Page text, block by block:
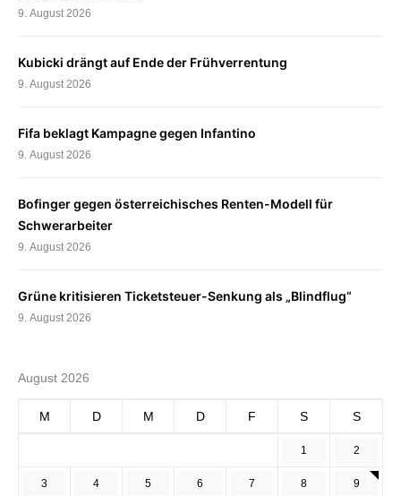
9. August 2026
Kubicki drängt auf Ende der Frühverrentung
9. August 2026
Fifa beklagt Kampagne gegen Infantino
9. August 2026
Bofinger gegen österreichisches Renten-Modell für
Schwerarbeiter
9. August 2026
Grüne kritisieren Ticketsteuer-Senkung als „Blindflug“
9. August 2026
August 2026
M D M D F S S
1 2
3 4 5 6 7 8 9